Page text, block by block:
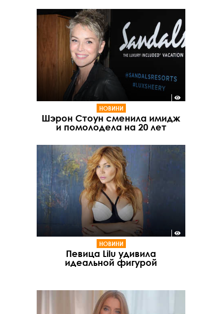
НОВИНИ
Шэрон Стоун сменила имидж
и помолодела на 20 лет
НОВИНИ
Певица Lilu удивила
идеальной фигурой